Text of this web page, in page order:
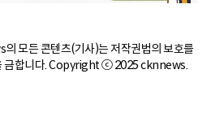
모든 콘텐츠(기사)는 저작권법의 보호를
금합니다. Copyright ⓒ 2025 cknnews.